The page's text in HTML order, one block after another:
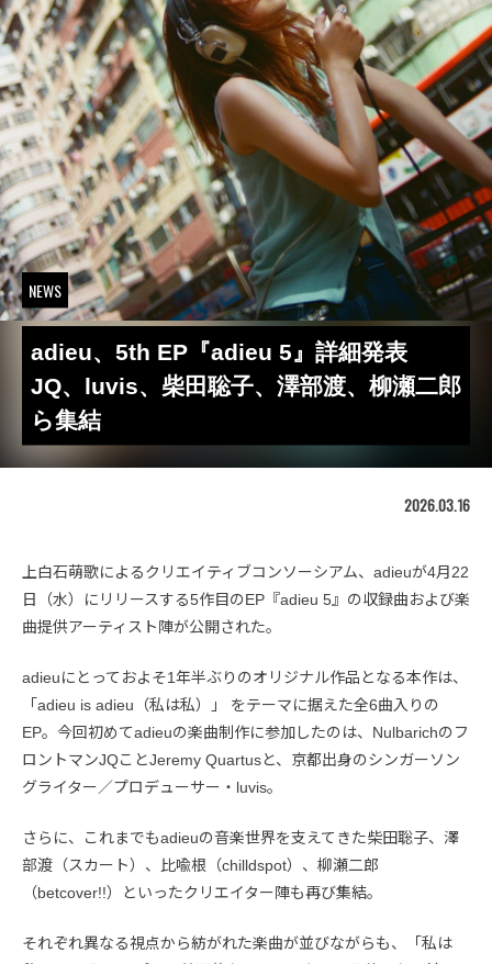
NEWS
adieu、5th EP『adieu 5』詳細発表
JQ、luvis、柴田聡子、澤部渡、柳瀬二郎
ら集結
2026.03.16
上白石萌歌によるクリエイティブコンソーシアム、adieuが4月22
日（水）にリリースする5作目のEP『adieu 5』の収録曲および楽
曲提供アーティスト陣が公開された。
adieuにとっておよそ1年半ぶりのオリジナル作品となる本作は、
「adieu is adieu（私は私）」 をテーマに据えた全6曲入りの
EP。今回初めてadieuの楽曲制作に参加したのは、Nulbarichのフ
ロントマンJQことJeremy Quartusと、京都出身のシンガーソン
グライター／プロデューサー・luvis。
さらに、これまでもadieuの音楽世界を支えてきた柴田聡子、澤
部渡（スカート）、比喩根（chilldspot）、柳瀬二郎
（betcover!!）といったクリエイター陣も再び集結。
それぞれ異なる視点から紡がれた楽曲が並びながらも、「私は